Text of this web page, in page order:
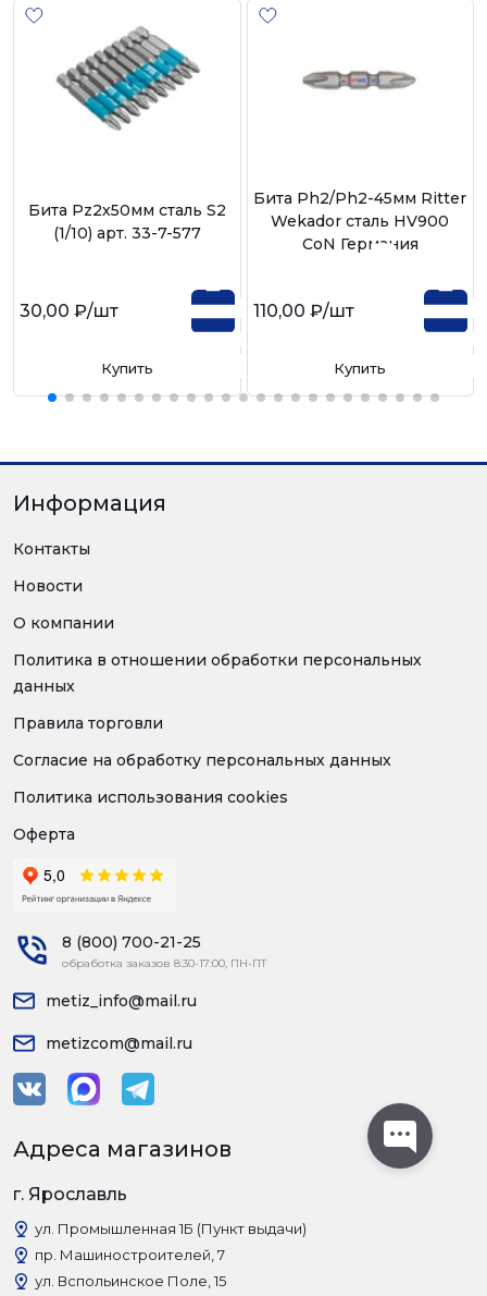
Бита Рz2х50мм сталь S2
(1/10) арт. 33-7-577
30,00 ₽/шт
Купить
Бита Ph2/Ph2-45мм Ritter
Wekador сталь HV900
CoN Германия
110,00 ₽/шт
Купить
Информация
Контакты
Новости
О компании
Политика в отношении обработки персональных
данных
Правила торговли
Согласие на обработку персональных данных
Политика использования cookies
Оферта
8 (800) 700-21-25
обработка заказов 8:30-17:00, ПН-ПТ
metiz_info@mail.ru
metizcom@mail.ru
Адреса магазинов
г. Ярославль
ул. Промышленная 1Б (Пункт выдачи)
пр. Машиностроителей, 7
ул. Вспольинское Поле, 15